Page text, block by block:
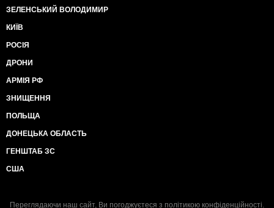
ЗЕЛЕНСЬКИЙ ВОЛОДИМИР
КИЇВ
РОСІЯ
ДРОНИ
АРМІЯ РФ
ЗНИЩЕННЯ
ПОЛЬЩА
ДОНЕЦЬКА ОБЛАСТЬ
ГЕНШТАБ ЗС
США
Переглядаючи наш сайт, Ви погоджуєтеся з політикою конфіденційності.